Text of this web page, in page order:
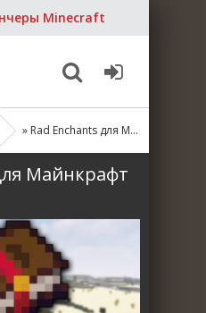
Minecraft
» Rad Enchants для Майнкрафт [1.16.5, 1.12.2]
Майнкрафт